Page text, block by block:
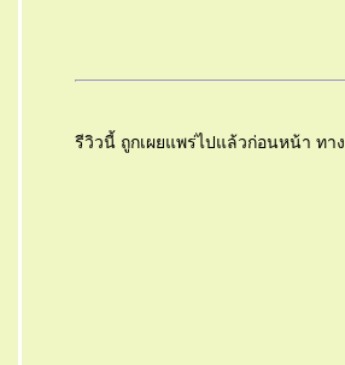
รีวิวนี้ ถูกเผยแพร่ไปแล้วก่อนหน้า ทาง